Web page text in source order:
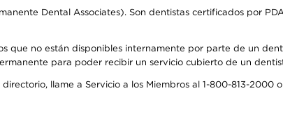
Dental Associates). Son dentistas certificados por
que no están disponibles internamente por parte de un
para poder recibir un servicio cubierto de un
llame a Servicio a los Miembros al 1-800-813-2000